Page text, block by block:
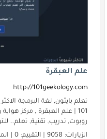
علم العبقرة
http://101geekology.com
101 | علم العبقرة , مركز
روبوت, تدريب, تقنية, تعلم.. للتواصل :
الزيارات: 9058 | التقييم: 0 | المقيّمين: 0 | الدولة: